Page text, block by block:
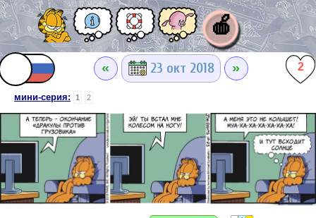
🍎
« 23 окт 2018 » 2
мини-серия: 1 2